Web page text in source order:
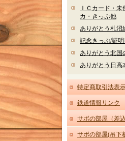
ＩＣカード・未
カ・きっぷ他
ありがとう札沼
記念きっぷ/証
ありがとう北国
ありがとう日高
特定商取引法表
鉄道情報リンク
サボの部屋（差込
サボの部屋(吊下